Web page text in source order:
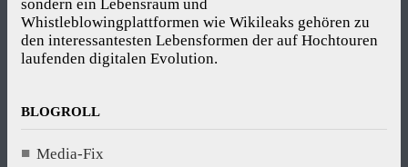
sondern ein Lebensraum und
Whistleblowingplattformen wie Wikileaks gehören zu
den interessantesten Lebensformen der auf Hochtouren
laufenden digitalen Evolution.
BLOGROLL
Media-Fix